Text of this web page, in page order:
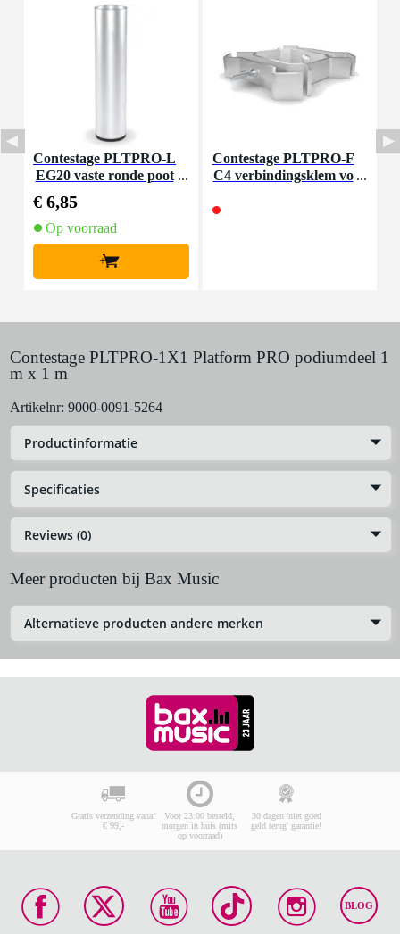
Contestage PLTPRO-L
EG20 vaste ronde poot
€ 6,85
Op voorraad
+
Contestage PLTPRO-F
C4 verbindingsklem vo
Contestage PLTPRO-1X1 Platform PRO podiumdeel 1
m x 1 m
Artikelnr: 9000-0091-5264
Productinformatie
Specificaties
Reviews (0)
Meer producten bij Bax Music
Alternatieve producten andere merken
Gratis verzending vanaf
€ 99,-
Voor 23:00 besteld,
morgen in huis (mits
op voorraad)
30 dagen 'niet goed
geld terug' garantie!
BLOG